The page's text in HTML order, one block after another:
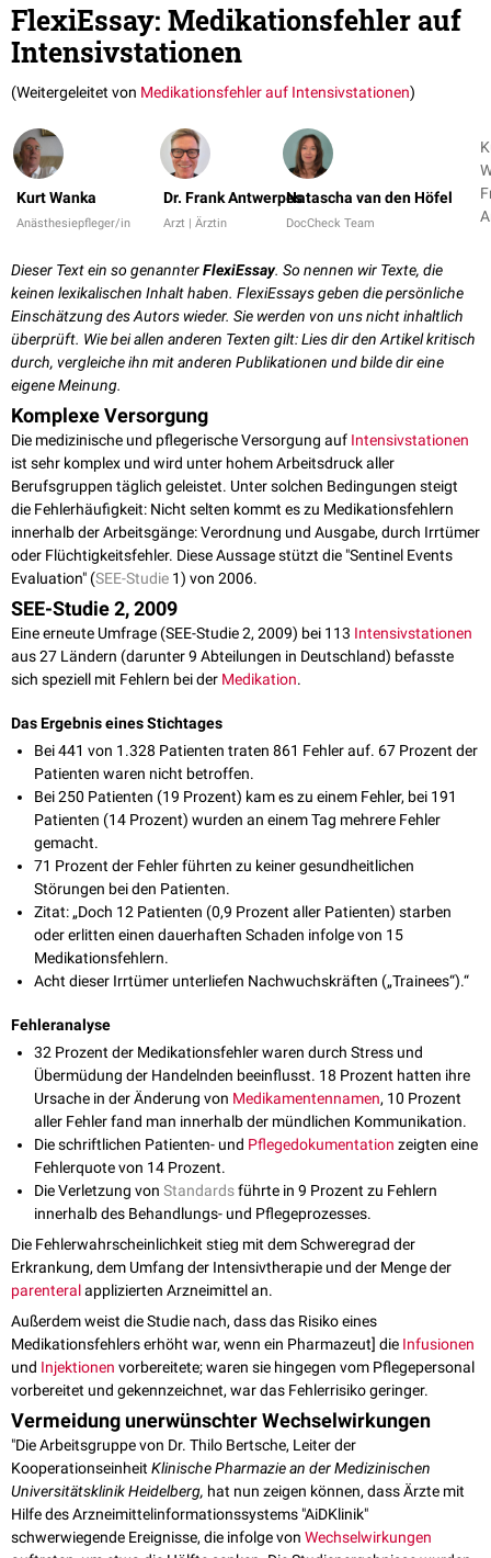
FlexiEssay: Medikationsfehler auf
Intensivstationen
(Weitergeleitet von Medikationsfehler auf Intensivstationen)
Kurt Wanka
Anästhesiepfleger/in
Dr. Frank Antwerpes
Arzt | Ärztin
Natascha van den Höfel
DocCheck Team
Dieser Text ein so genannterFlexiEssay. So nennen wir Texte, die
keinen lexikalischen Inhalt haben. FlexiEssays geben die persönliche
Einschätzung des Autors wieder. Sie werden von uns nicht inhaltlich
überprüft. Wie bei allen anderen Texten gilt: Lies dir den Artikel kritisch
durch, vergleiche ihn mit anderen Publikationen und bilde dir eine
eigene Meinung.
Komplexe Versorgung
Die medizinische und pflegerische Versorgung auf Intensivstationen
ist sehr komplex und wird unter hohem Arbeitsdruck aller
Berufsgruppen täglich geleistet. Unter solchen Bedingungen steigt
die Fehlerhäufigkeit: Nicht selten kommt es zu Medikationsfehlern
innerhalb der Arbeitsgänge: Verordnung und Ausgabe, durch Irrtümer
oder Flüchtigkeitsfehler. Diese Aussage stützt die "Sentinel Events
Evaluation" (SEE-Studie 1) von 2006.
SEE-Studie 2, 2009
Eine erneute Umfrage (SEE-Studie 2, 2009) bei 113 Intensivstationen
aus 27 Ländern (darunter 9 Abteilungen in Deutschland) befasste
sich speziell mit Fehlern bei der Medikation.
Das Ergebnis eines Stichtages
Bei 441 von 1.328 Patienten traten 861 Fehler auf. 67 Prozent der
Patienten waren nicht betroffen.
Bei 250 Patienten (19 Prozent) kam es zu einem Fehler, bei 191
Patienten (14 Prozent) wurden an einem Tag mehrere Fehler
gemacht.
71 Prozent der Fehler führten zu keiner gesundheitlichen
Störungen bei den Patienten.
Zitat: „Doch 12 Patienten (0,9 Prozent aller Patienten) starben
oder erlitten einen dauerhaften Schaden infolge von 15
Medikationsfehlern.
Acht dieser Irrtümer unterliefen Nachwuchskräften („Trainees“).“
Fehleranalyse
32 Prozent der Medikationsfehler waren durch Stress und
Übermüdung der Handelnden beeinflusst. 18 Prozent hatten ihre
Ursache in der Änderung von Medikamentennamen, 10 Prozent
aller Fehler fand man innerhalb der mündlichen Kommunikation.
Die schriftlichen Patienten- und Pflegedokumentation zeigten eine
Fehlerquote von 14 Prozent.
Die Verletzung von Standardsführte in 9 Prozent zu Fehlern
innerhalb des Behandlungs- und Pflegeprozesses.
Die Fehlerwahrscheinlichkeit stieg mit dem Schweregrad der
Erkrankung, dem Umfang der Intensivtherapie und der Menge der
parenteralapplizierten Arzneimittel an.
Außerdem weist die Studie nach, dass das Risiko eines
Medikationsfehlers erhöht war, wenn ein Pharmazeut] die Infusionen
und Injektionen vorbereitete; waren sie hingegen vom Pflegepersonal
vorbereitet und gekennzeichnet, war das Fehlerrisiko geringer.
Vermeidung unerwünschter Wechselwirkungen
"Die Arbeitsgruppe von Dr. Thilo Bertsche, Leiter der
KooperationseinheitKlinische Pharmazie an der Medizinischen
Universitätsklinik Heidelberg, hat nun zeigen können, dass Ärzte mit
Hilfe des Arzneimittelinformationssystems "AiDKlinik"
schwerwiegende Ereignisse, die infolge von Wechselwirkungen